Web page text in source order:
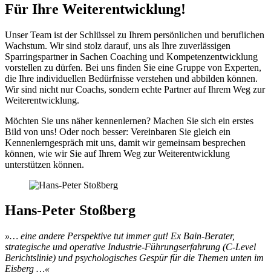
Für Ihre Weiterentwicklung!
Unser Team ist der Schlüssel zu Ihrem persönlichen und beruflichen
Wachstum. Wir sind stolz darauf, uns als Ihre zuverlässigen
Sparringspartner in Sachen Coaching und Kompetenzentwicklung
vorstellen zu dürfen. Bei uns finden Sie eine Gruppe von Experten,
die Ihre individuellen Bedürfnisse verstehen und abbilden können.
Wir sind nicht nur Coachs, sondern echte Partner auf Ihrem Weg zur
Weiterentwicklung.
Möchten Sie uns näher kennenlernen? Machen Sie sich ein erstes
Bild von uns! Oder noch besser: Vereinbaren Sie gleich ein
Kennenlerngespräch mit uns, damit wir gemeinsam besprechen
können, wie wir Sie auf Ihrem Weg zur Weiterentwicklung
unterstützen können.
Hans-Peter Stoßberg
»… eine andere Perspektive tut immer gut! Ex Bain-Berater,
strategische und operative Industrie-Führungserfahrung (C-Level
Berichtslinie) und psychologisches Gespür für die Themen unten im
Eisberg …«